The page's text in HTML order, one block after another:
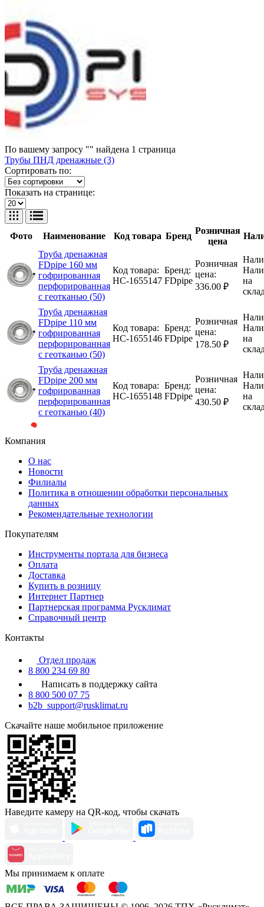
По вашему запросу "" найдена 1 страница
Трубы ПНД дренажные (3)
Сортировать по:
Показать на странице:
Фото Наименование Код товара Бренд
Розничная
цена
Труба дренажная
FDpipe 160 мм
гофрированная
перфорированная
с геотканью (50)
Код товара:
НС-1655147
Бренд:
FDpipe
Розничная
цена:
336.00 ₽
на
Труба дренажная
FDpipe 110 мм
гофрированная
перфорированная
с геотканью (50)
Код товара:
НС-1655146
Бренд:
FDpipe
Розничная
цена:
178.50 ₽
на
Труба дренажная
FDpipe 200 мм
гофрированная
перфорированная
с геотканью (40)
Код товара:
НС-1655148
Бренд:
FDpipe
Розничная
цена:
430.50 ₽
на
Компания
О нас
Новости
Филиалы
Политика в отношении обработки персональных
данных
Рекомендательные технологии
Покупателям
Инструменты портала для бизнеса
Оплата
Доставка
Купить в розницу
Интернет Партнер
Партнерская программа Русклимат
Справочный центр
Контакты
Отдел продаж
8 800 234 69 80
Написать в поддержку сайта
8 800 500 07 75
b2b_support@rusklimat.ru
Скачайте наше мобильное приложение
Наведите камеру на QR-код, чтобы скачать
Мы принимаем к оплате